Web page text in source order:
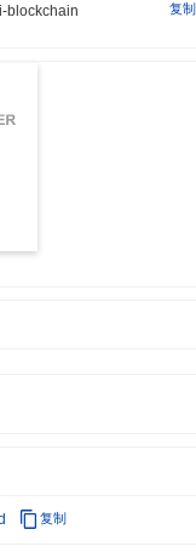
blockchain
复制
复制